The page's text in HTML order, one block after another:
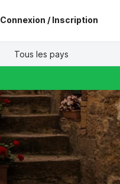
Connexion / Inscription
Tous les pays